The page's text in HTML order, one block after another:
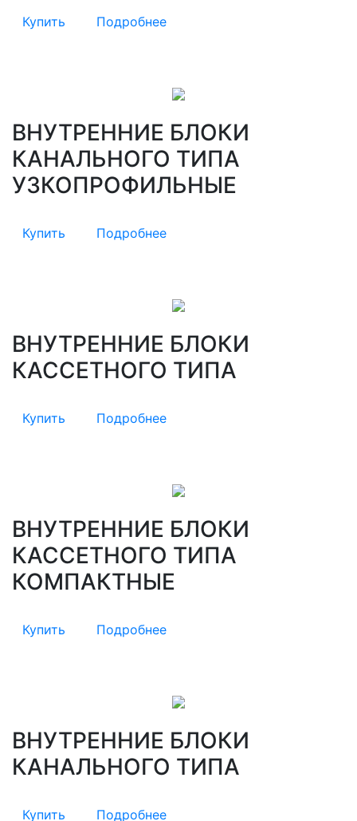
Купить Подробнее
ВНУТРЕННИЕ БЛОКИ
КАНАЛЬНОГО ТИПА
УЗКОПРОФИЛЬНЫЕ
Купить Подробнее
ВНУТРЕННИЕ БЛОКИ
КАССЕТНОГО ТИПА
Купить Подробнее
ВНУТРЕННИЕ БЛОКИ
КАССЕТНОГО ТИПА
КОМПАКТНЫЕ
Купить Подробнее
ВНУТРЕННИЕ БЛОКИ
КАНАЛЬНОГО ТИПА
Купить Подробнее